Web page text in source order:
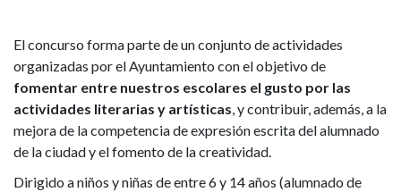
El concurso forma parte de un conjunto de actividades
organizadas por el Ayuntamiento con el objetivo de
fomentar entre nuestros escolares el gusto por las
actividades literarias y artísticas, y contribuir, además, a la
mejora de la competencia de expresión escrita del alumnado
de la ciudad y el fomento de la creatividad.
Dirigido a niños y niñas de entre 6 y 14 años (alumnado de